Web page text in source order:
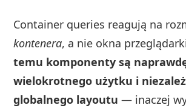
Container queries reagują na
kontenera, a nie okna
temu komponenty są
wielokrotnego użytku i
globalnego layoutu — inaczej